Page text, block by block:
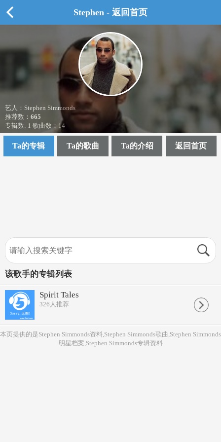
Stephen - 返回首页
艺人：Stephen Simmonds
推荐数： 665
专辑数: 1 歌曲数：14
Ta的专辑 Ta的歌曲 Ta的介绍 返回首页
该歌手的专辑列表
Spirit Tales
326 人推荐
本页提供的是Stephen Simmonds资料,Stephen Simmonds歌曲,Stephen Simmonds
明星档案,Stephen Simmonds专辑资料